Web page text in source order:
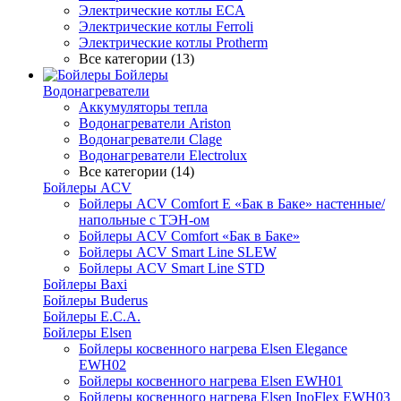
Электрические котлы ECA
Электрические котлы Ferroli
Электрические котлы Protherm
Все категории (13)
Бойлеры
Водонагреватели
Аккумуляторы тепла
Водонагреватели Ariston
Водонагреватели Clage
Водонагреватели Electrolux
Все категории (14)
Бойлеры ACV
Бойлеры ACV Comfort E «Бак в Баке» настенные/
напольные c ТЭН-ом
Бойлеры ACV Comfort «Бак в Баке»
Бойлеры ACV Smart Line SLEW
Бойлеры ACV Smart Line STD
Бойлеры Baxi
Бойлеры Buderus
Бойлеры E.C.A.
Бойлеры Elsen
Бойлеры косвенного нагрева Elsen Elegance
EWH02
Бойлеры косвенного нагрева Elsen EWH01
Бойлеры косвенного нагрева Elsen InoFlex EWH03